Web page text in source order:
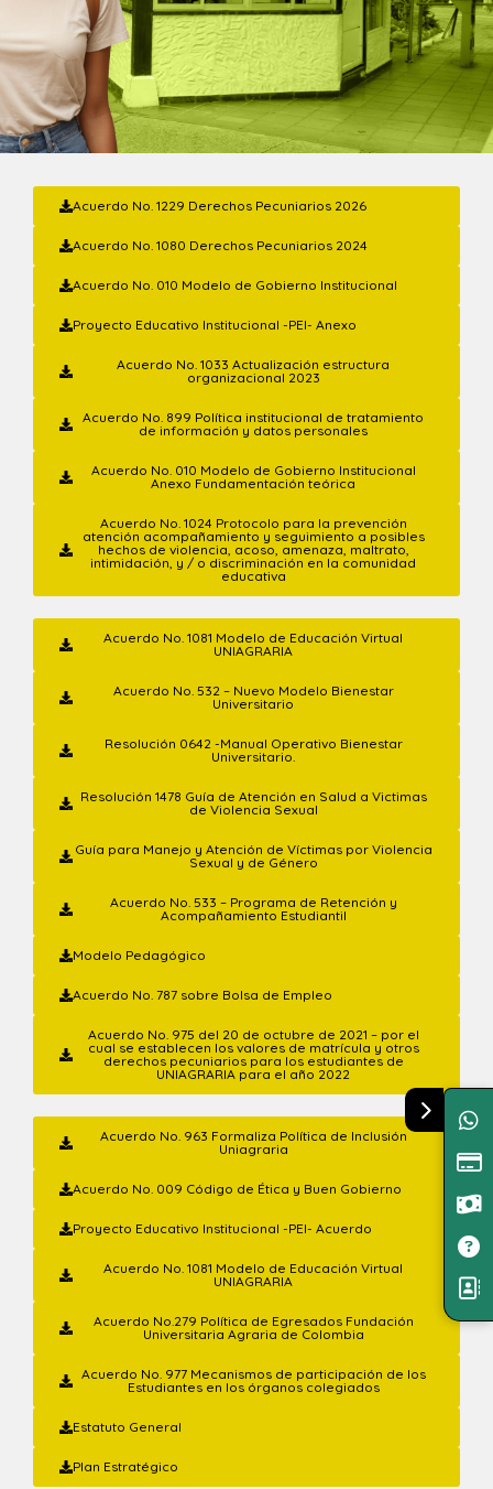
Acuerdo No. 1229 Derechos Pecuniarios 2026
Acuerdo No. 1080 Derechos Pecuniarios 2024
Acuerdo No. 010 Modelo de Gobierno Institucional
Proyecto Educativo Institucional -PEI- Anexo
Acuerdo No. 1033 Actualización estructura
organizacional 2023
Acuerdo No. 899 Política institucional de tratamiento
de información y datos personales
Acuerdo No. 010 Modelo de Gobierno Institucional
Anexo Fundamentación teórica
Acuerdo No. 1024 Protocolo para la prevención
atención acompañamiento y seguimiento a posibles
hechos de violencia, acoso, amenaza, maltrato,
intimidación, y / o discriminación en la comunidad
educativa
Acuerdo No. 1081 Modelo de Educación Virtual
UNIAGRARIA
Acuerdo No. 532 – Nuevo Modelo Bienestar
Universitario
Resolución 0642 -Manual Operativo Bienestar
Universitario.
Resolución 1478 Guía de Atención en Salud a Victimas
de Violencia Sexual
Guía para Manejo y Atención de Víctimas por Violencia
Sexual y de Género
Acuerdo No. 533 – Programa de Retención y
Acompañamiento Estudiantil
Modelo Pedagógico
Acuerdo No. 787 sobre Bolsa de Empleo
Acuerdo No. 975 del 20 de octubre de 2021 – por el
cual se establecen los valores de matrícula y otros
derechos pecuniarios para los estudiantes de
UNIAGRARIA para el año 2022
Acuerdo No. 963 Formaliza Política de Inclusión
Uniagraria
Acuerdo No. 009 Código de Ética y Buen Gobierno
Proyecto Educativo Institucional -PEI- Acuerdo
Acuerdo No. 1081 Modelo de Educación Virtual
UNIAGRARIA
Acuerdo No.279 Política de Egresados Fundación
Universitaria Agraria de Colombia
Acuerdo No. 977 Mecanismos de participación de los
Estudiantes en los órganos colegiados
Estatuto General
Plan Estratégico